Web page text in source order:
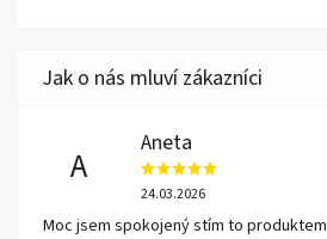
A
Aneta
24.03.2026
Moc jsem spokojený stím to produktem